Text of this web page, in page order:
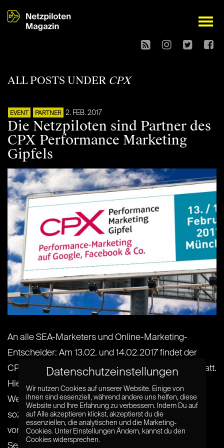
open
ALL POSTS UNDER CPX
EVENT PARTNER 2. FEB. 2017
Die Netzpiloten sind Partner des
CPX Performance Marketing
Gipfels
An alle SEA-Marketers und Online-Marketing-
Entscheider: Am 13.02. und 14.02.2017 findet der
CPX Performance Marketing Gipfel in München statt.
Hier erfahrt ihr alles Wissenswerte zum Thema
Werbung und Marketing auf Suchmaschinen und
sozialen Kanälen wie Facebook & Co. Lasst euch
von erstklassigen Referenten, wie Denis Dautaj,
Search Audience & Automation Specialist[...] [...]
Datenschutzeinstellungen
Wir nutzen Cookies auf unserer Website. Einige von
ihnen sind essenziell, während andere uns helfen, diese
Website und Ihre Erfahrung zu verbessern. Indem Du auf
auf Alle akzeptieren klickst, akzeptierst du die
essenziellen, die analytischen und die Marketing-
Cookies. Unter Einstellungen Ändern, kannst du den
Cookies widersprechen.